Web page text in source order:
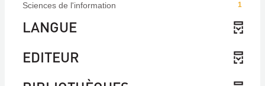
1
Sciences de l'information
LANGUE
EDITEUR